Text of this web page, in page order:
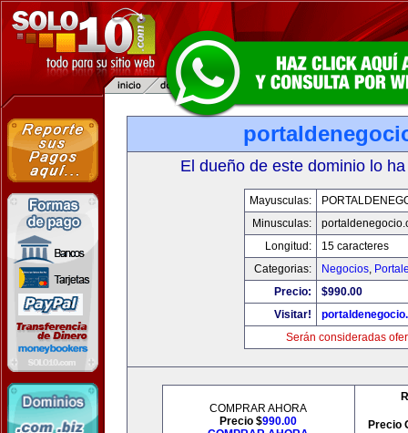
El dueño de este dominio lo
Mayusculas:
Minusculas:
Longitud:
15 caracteres
Categorias:
Negocios,
Precio:
$990.00
Visitar!
Serán consideradas
COMPRAR AHORA
Precio $990.00
Precio